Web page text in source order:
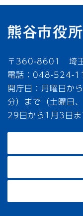
〒360-8601 埼玉
電話：048-524-
開庁日：月曜日か
分）まで（土曜日
29日から1月3日ま